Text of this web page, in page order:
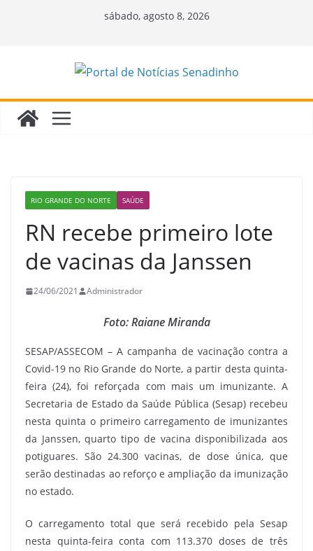
sábado, agosto 8, 2026
RIO GRANDE DO NORTE SAÚDE
RN recebe primeiro lote
de vacinas da Janssen
24/06/2021 Administrador
Foto: Raiane Miranda
SESAP/ASSECOM – A campanha de vacinação contra a
Covid-19 no Rio Grande do Norte, a partir desta quinta-
feira (24), foi reforçada com mais um imunizante. A
Secretaria de Estado da Saúde Pública (Sesap) recebeu
nesta quinta o primeiro carregamento de imunizantes
da Janssen, quarto tipo de vacina disponibilizada aos
potiguares. São 24.300 vacinas, de dose única, que
serão destinadas ao reforço e ampliação da imunização
no estado.
O carregamento total que será recebido pela Sesap
nesta quinta-feira conta com 113.370 doses de três